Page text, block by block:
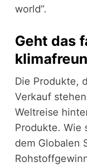
world”.
Geht das
Die Produkte,
Verkauf
Weltreise
Produkte. Wie
dem Globalen